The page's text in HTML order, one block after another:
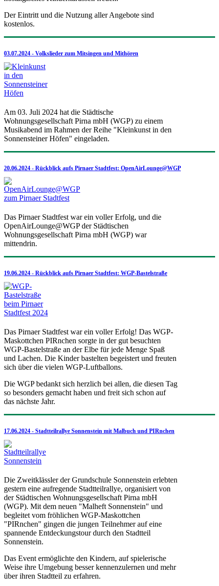
Der Eintritt und die Nutzung aller Angebote sind
kostenlos.
03.07.2024 - Volkslieder zum Mitsingen und Mithören
Am 03. Juli 2024 hat die Städtische
Wohnungsgesellschaft Pirna mbH (WGP) zu einem
Musikabend im Rahmen der Reihe "Kleinkunst in den
Sonnensteiner Höfen" eingeladen.
20.06.2024 - Rückblick aufs Pirnaer Stadtfest: OpenAirLounge@WGP
Das Pirnaer Stadtfest war ein voller Erfolg, und die
OpenAirLounge@WGP der Städtischen
Wohnungsgesellschaft Pirna mbH (WGP) war
mittendrin.
19.06.2024 - Rückblick aufs Pirnaer Stadtfest: WGP-Bastelstraße
Das Pirnaer Stadtfest war ein voller Erfolg! Das WGP-
Maskottchen PIRnchen sorgte in der gut besuchten
WGP-Bastelstraße an der Elbe für jede Menge Spaß
und Lachen. Die Kinder bastelten begeistert und freuten
sich über die vielen WGP-Luftballons.
Die WGP bedankt sich herzlich bei allen, die diesen Tag
so besonders gemacht haben und freit sich schon auf
das nächste Jahr.
17.06.2024 - Stadtteilrallye Sonnenstein mit Malbuch und PIRnchen
Die Zweitklässler der Grundschule Sonnenstein erlebten
gestern eine aufregende Stadtteilrallye, organisiert von
der Städtischen Wohnungsgesellschaft Pirna mbH
(WGP). Mit dem neuen "Malheft Sonnenstein" und
begleitet vom fröhlichen WGP-Maskottchen
"PIRnchen" gingen die jungen Teilnehmer auf eine
spannende Entdeckungstour durch den Stadtteil
Sonnenstein.
Das Event ermöglichte den Kindern, auf spielerische
Weise ihre Umgebung besser kennenzulernen und mehr
über ihren Stadtteil zu erfahren.